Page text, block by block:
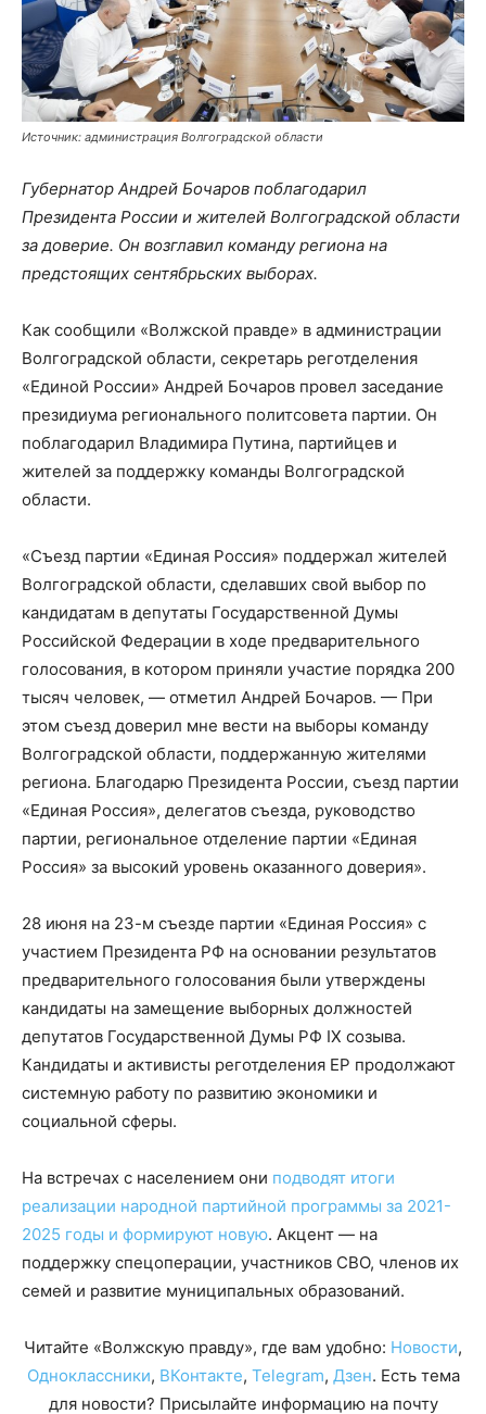
Источник: администрация Волгоградской области
Губернатор Андрей Бочаров поблагодарил
Президента России и жителей Волгоградской области
за доверие. Он возглавил команду региона на
предстоящих сентябрьских выборах.
Как сообщили «Волжской правде» в администрации
Волгоградской области, секретарь реготделения
«Единой России» Андрей Бочаров провел заседание
президиума регионального политсовета партии. Он
поблагодарил Владимира Путина, партийцев и
жителей за поддержку команды Волгоградской
области.
«Съезд партии «Единая Россия» поддержал жителей
Волгоградской области, сделавших свой выбор по
кандидатам в депутаты Государственной Думы
Российской Федерации в ходе предварительного
голосования, в котором приняли участие порядка 200
тысяч человек, — отметил Андрей Бочаров. — При
этом съезд доверил мне вести на выборы команду
Волгоградской области, поддержанную жителями
региона. Благодарю Президента России, съезд партии
«Единая Россия», делегатов съезда, руководство
партии, региональное отделение партии «Единая
Россия» за высокий уровень оказанного доверия».
28 июня на 23-м съезде партии «Единая Россия» с
участием Президента РФ на основании результатов
предварительного голосования были утверждены
кандидаты на замещение выборных должностей
депутатов Государственной Думы РФ IX созыва.
Кандидаты и активисты реготделения ЕР продолжают
системную работу по развитию экономики и
социальной сферы.
На встречах с населением они подводят итоги
реализации народной партийной программы за 2021-
2025 годы и формируют новую. Акцент — на
поддержку спецоперации, участников СВО, членов их
семей и развитие муниципальных образований.
Читайте «Волжскую правду», где вам удобно: Новости,
Одноклассники, ВКонтакте, Telegram, Дзен. Есть тема
для новости? Присылайте информацию на почту